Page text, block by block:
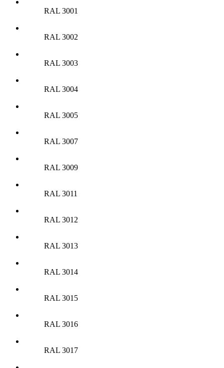
RAL 3001
RAL 3002
RAL 3003
RAL 3004
RAL 3005
RAL 3007
RAL 3009
RAL 3011
RAL 3012
RAL 3013
RAL 3014
RAL 3015
RAL 3016
RAL 3017